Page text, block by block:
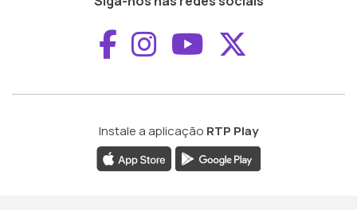
Aceder ao
Aceder ao
Aceder ao
Instale a aplicação RTP Play